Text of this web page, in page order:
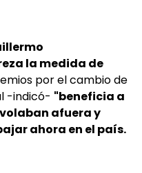
la medida de
por el cambio de
-indicó- "beneficia a
afuera y
ahora en el país.